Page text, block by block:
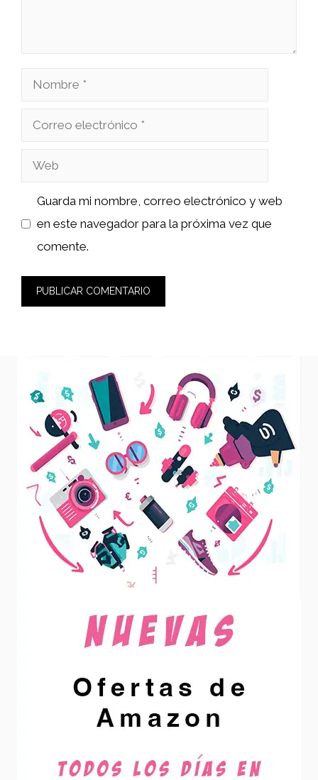
Nombre
Correo
Web
Guarda mi nombre, correo electrónico y web
en este navegador para la próxima vez que
comente.